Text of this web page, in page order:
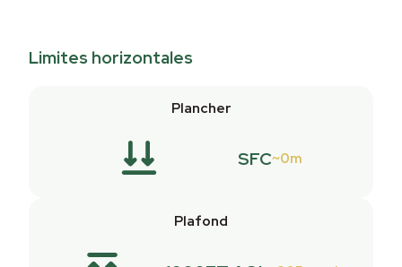
Limites horizontales
Plancher
SFC 0m
Plafond